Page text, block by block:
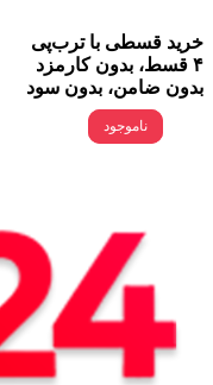
خرید قسطی با ترب‌پی
۴ قسط، بدون کارمزد
بدون ضامن، بدون سود
ناموجود
ناموجود